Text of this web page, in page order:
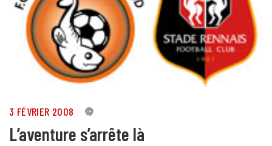
3 FÉVRIER 2008 0
L’aventure s’arrête là